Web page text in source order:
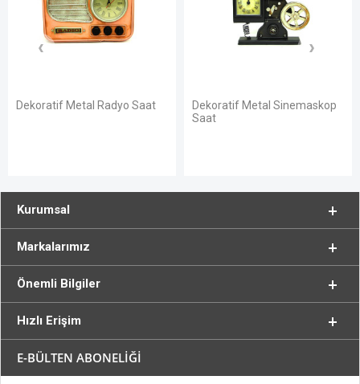
Dekoratif Metal Radyo Saat
Dekoratif Metal Sinemaskop
Saat
Kurumsal
Markalarımız
Önemli Bilgiler
Hızlı Erişim
E-BÜLTEN ABONELİĞİ